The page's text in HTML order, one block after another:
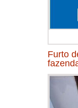
Furto